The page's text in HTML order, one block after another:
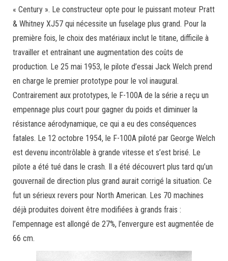
« Century ». Le constructeur opte pour le puissant moteur Pratt
& Whitney XJ57 qui nécessite un fuselage plus grand. Pour la
première fois, le choix des matériaux inclut le titane, difficile à
travailler et entraînant une augmentation des coûts de
production. Le 25 mai 1953, le pilote d’essai Jack Welch prend
en charge le premier prototype pour le vol inaugural.
Contrairement aux prototypes, le F-100A de la série a reçu un
empennage plus court pour gagner du poids et diminuer la
résistance aérodynamique, ce qui a eu des conséquences
fatales. Le 12 octobre 1954, le F-100A piloté par George Welch
est devenu incontrôlable à grande vitesse et s’est brisé. Le
pilote a été tué dans le crash. Il a été découvert plus tard qu’un
gouvernail de direction plus grand aurait corrigé la situation. Ce
fut un sérieux revers pour North American. Les 70 machines
déjà produites doivent être modifiées à grands frais :
l’empennage est allongé de 27%, l’envergure est augmentée de
66 cm.